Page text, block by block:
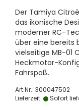
Der Tamiya
das ikonische
moderner RC-
über eine bereits
vielseitige MB-01
Heckmotor-
Fahrspaß.
Art.Nr.: 300047502
Lieferzeit:
Sofort